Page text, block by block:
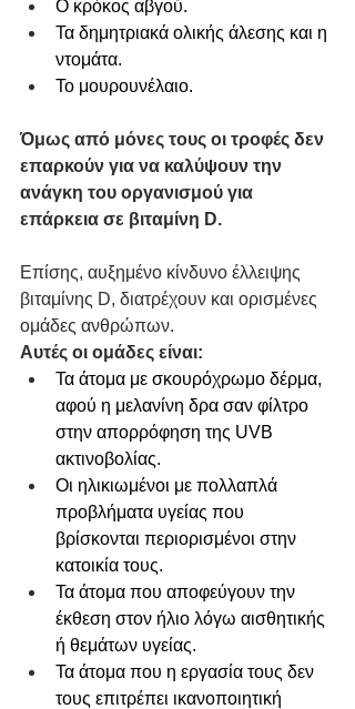
Ο κρόκος αβγού.
Τα δημητριακά ολικής άλεσης και η
ντομάτα.
Το μουρουνέλαιο.
Όμως από μόνες τους οι τροφές δεν
επαρκούν για να καλύψουν την
ανάγκη του οργανισμού για
επάρκεια σε βιταμίνη D.
​Επίσης, αυξημένο κίνδυνο έλλειψης
βιταμίνης D, διατρέχουν και ορισμένες
ομάδες ανθρώπων.
Αυτές οι ομάδες είναι:
Τα άτομα με σκουρόχρωμο δέρμα,
αφού η μελανίνη δρα σαν φίλτρο
στην απορρόφηση της UVB
ακτινοβολίας.
Οι ηλικιωμένοι με πολλαπλά
προβλήματα υγείας που
βρίσκονται περιορισμένοι στην
κατοικία τους.
Τα άτομα που αποφεύγουν την
έκθεση στον ήλιο λόγω αισθητικής
ή θεμάτων υγείας.
Τα άτομα που η εργασία τους δεν
τους επιτρέπει ικανοποιητική